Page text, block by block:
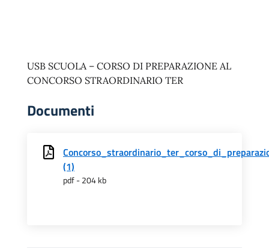
USB SCUOLA – CORSO DI PREPARAZIONE AL
CONCORSO STRAORDINARIO TER
Documenti
(1)
pdf - 204 kb